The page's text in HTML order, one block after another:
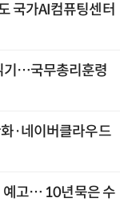
국가AI컴퓨팅센터
기…국무총리훈령
·네이버클라우드
예고… 10년묵은 수